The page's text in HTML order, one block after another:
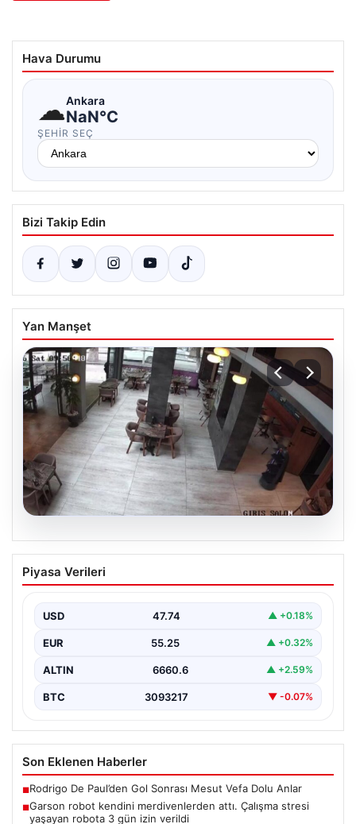
Hava Durumu
☁Ankara
NaN°C
ŞEHIR SEÇ
Bizi Takip Edin
Yan Manşet
Garson robot kendini merdivenlerden
attı. Çalışma stresi yaşayan robota 3
Piyasa Verileri
USD 47.74 ▲ +0.18%
EUR 55.25 ▲ +0.32%
ALTIN 6660.6 ▲ +2.59%
BTC 3093217 ▼ -0.07%
Son Eklenen Haberler
■Rodrigo De Paul’den Gol Sonrası Mesut Vefa Dolu Anlar
■Garson robot kendini merdivenlerden attı. Çalışma stresi
yaşayan robota 3 gün izin verildi